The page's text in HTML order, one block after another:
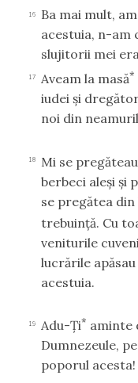
16
Ba mai mult,
acestuia, n-am
slujitorii mei
17 Aveam la masă*
iudei şi
noi din
18 Mi se pregăteau
berbeci aleşi şi
se pregătea
trebuinţă. Cu
veniturile
lucrările
acestuia.
19 Adu-Ţi* aminte
Dumnezeule,
poporul acesta!